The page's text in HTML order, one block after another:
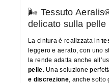
🌬 Tessuto
delicato sulla pelle
La cintura è realizzata in
leggero e aerato, con uno
la rende adatta anche
pelle. Una soluzione
e discrezione, anche sotto